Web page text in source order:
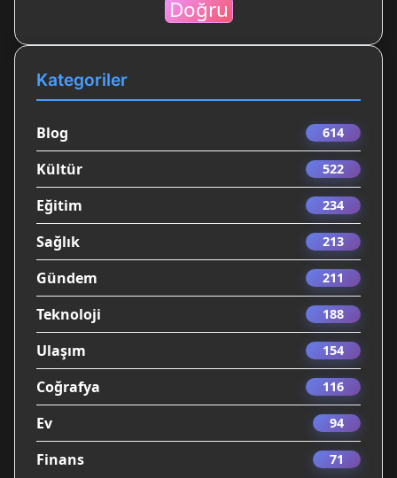
Doğru
Kategoriler
Blog 614
Kültür 522
Eğitim 234
Sağlık 213
Gündem 211
Teknoloji 188
Ulaşım 154
Coğrafya 116
Ev 94
Finans 71